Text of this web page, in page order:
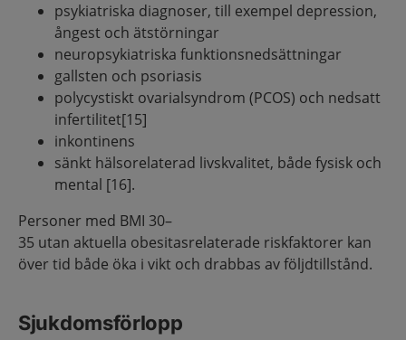
psykiatriska diagnoser, till exempel depression,
ångest och ätstörningar
neuropsykiatriska funktionsnedsättningar
gallsten och psoriasis
polycystiskt ovarialsyndrom (PCOS) och nedsatt
infertilitet[15]
inkontinens
sänkt hälsorelaterad livskvalitet, både fysisk och
mental [16].
Personer med BMI 30–
35 utan aktuella obesitasrelaterade riskfaktorer kan
över tid både öka i vikt och drabbas av följdtillstånd.
Sjukdomsförlopp